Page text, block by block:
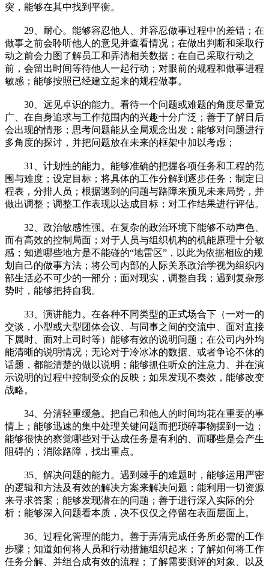
突，能够在其中找到平衡。
29、耐心。能够容忍他人、并容忍做事过程中的差错；在
做事之前会聆听他人的意见并查看情况；在做出判断和采取行
动之前会力图了解员工和弄清相关数据；在自己采取行动之
前，会留出时间等待他人一起行动；对眼前的规程和做事进程
敏感；能够按照已经建立起来的规程做事。
30、远见卓识的能力。看待一个问题或难题的角度尽量宽
广、在自身追求与工作范围内的兴趣十分广泛；善于了解日后
会出现的情形；思考问题能从全局观念出发；能够对问题进行
多角度的探讨，并把问题放在未来的框架中加以考虑；
31、计划性的能力。能够准确的把握各项任务和工程的范
围与难度；设定目标；将具体的工作分解到逐步任务；制定日
程表，分排人员；根据遇到的问题与路障来预见未来局势，并
做出调整；调整工作表现以达成目标；对工作结果进行评估。
32、政治敏感性强。在复杂的政治环境下能够不动声色、
而有高效的控制局面；对于人员与组织机构的机能原理十分敏
感；知道哪些地方是不能碰的“地雷区”，以此为依据相应的规
划自己的做事方法；将公司内部的人际关系政治学视为组织内
部生活必不可少的一部分；面对现实，调整自我；遇到复杂形
势时，能够把持自我。
33、演讲能力。在各种不同类型的正式场合下（一对一的
交谈，小型或大型团体会议、与同事之间的交流中、面对直接
下属时、面对上司时等）能够有效的说明问题；在公司内外均
能清晰的说明情况；无论对于冷冰冰的数据、或者争论不休的
话题，都能清楚的做以说明；能够抓住听众的注意力、并在演
示说明的过程中控制受众的反映；如果发现不奏效，能够改变
战略。
34、分清轻重缓急。把自己和他人的时间均花在重要的事
情上；能够迅速的集中处理关键问题而把琐碎事物摆到一边；
能够很快的察觉哪些对于达成任务是有利的、而哪些是会产生
阻碍的；消除路障，找出重点。
35、解决问题的能力。遇到棘手的难题时，能够运用严密
的逻辑和方法及有效的解决方案来解决问题；能利用一切资源
来寻求答案；能够发现潜在的问题；善于进行深入实际的分
析；能够深入问题看本质，决不仅仅之停留在表面层面上。
36、过程化管理的能力。善于弄清完成任务所必需的工作
步骤；知道如何将人员和行动措施组织起来；了解如何将工作
任务分解、并组合成有效的流程；了解需要测评的对象、以及